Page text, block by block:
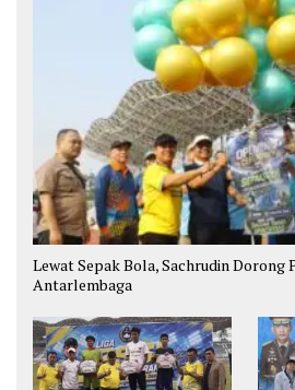
Lewat Sepak Bola, Sachrudin Dorong
Antarlembaga